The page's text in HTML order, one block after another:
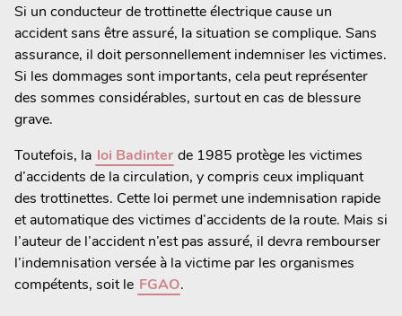
Si un conducteur de trottinette électrique cause un
accident sans être assuré, la situation se complique. Sans
assurance, il doit personnellement indemniser les victimes.
Si les dommages sont importants, cela peut représenter
des sommes considérables, surtout en cas de blessure
grave.
Toutefois, la loi Badinter de 1985 protège les victimes
d’accidents de la circulation, y compris ceux impliquant
des trottinettes. Cette loi permet une indemnisation rapide
et automatique des victimes d’accidents de la route. Mais si
l’auteur de l’accident n’est pas assuré, il devra rembourser
l’indemnisation versée à la victime par les organismes
compétents, soit le FGAO.